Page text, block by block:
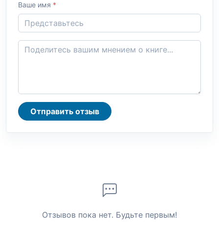
Ваше имя *
Отправить отзыв
Отзывов пока нет. Будьте первым!